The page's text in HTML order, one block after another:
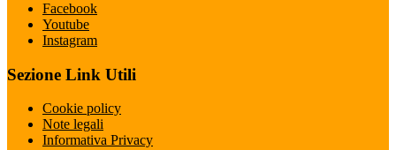
Facebook
Youtube
Instagram
Sezione Link Utili
Cookie policy
Note legali
Informativa Privacy